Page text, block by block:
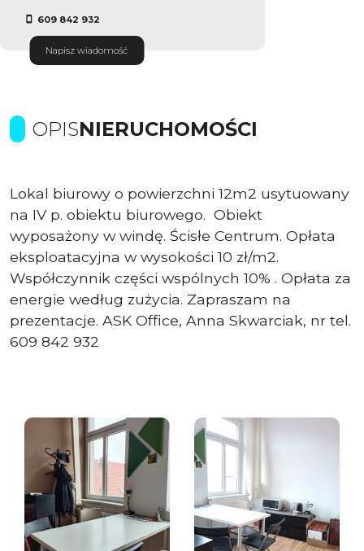
609 842 932
Napisz wiadomość
OPISNIERUCHOMOŚCI
Lokal biurowy o powierzchni 12m2 usytuowany
na IV p. obiektu biurowego. Obiekt
wyposażony w windę. Ścisłe Centrum. Opłata
eksploatacyjna w wysokości 10 zł/m2.
Współczynnik części wspólnych 10% . Opłata za
energie według zużycia. Zapraszam na
prezentacje. ASK Office, Anna Skwarciak, nr tel.
609 842 932